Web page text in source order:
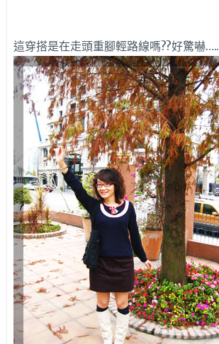
這穿搭是在走頭重腳輕路線嗎??好驚嚇…..